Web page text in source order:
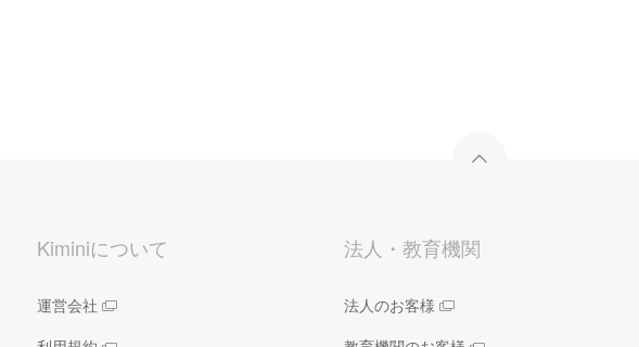
Kiminiについて
運営会社
法人・教育機関
法人のお客様